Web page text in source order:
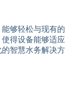
够轻松与现有的
得设备能够适应
智慧水务解决方